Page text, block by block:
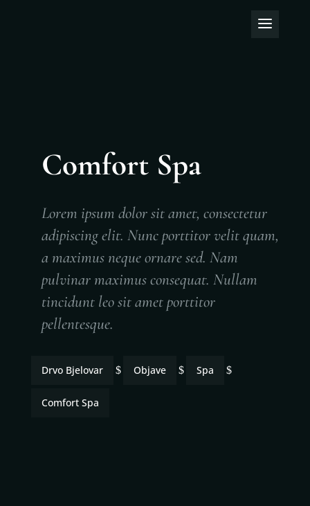
Comfort Spa
Lorem ipsum dolor sit amet, consectetur
adipiscing elit. Nunc porttitor velit quam,
a maximus neque ornare sed. Nam
pulvinar maximus consequat. Nullam
tincidunt leo sit amet porttitor
pellentesque.
Drvo Bjelovar $ Objave $ Spa $
Comfort Spa